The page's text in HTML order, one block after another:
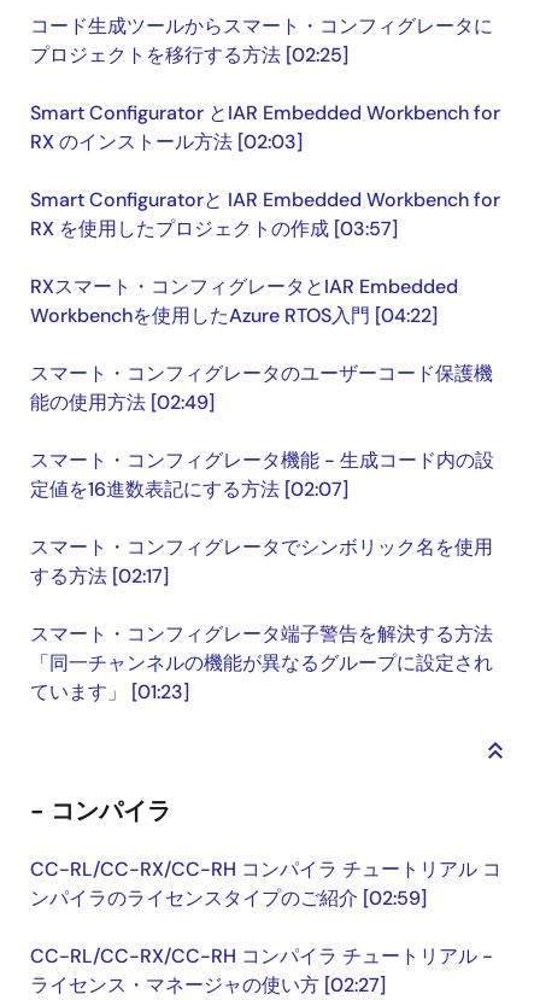
コード生成ツールからスマート・コンフィグレータに
プロジェクトを移行する方法 [02:25]
Smart Configurator とIAR Embedded Workbench for
RX のインストール方法 [02:03]
Smart Configuratorと IAR Embedded Workbench for
RX を使用したプロジェクトの作成 [03:57]
RXスマート・コンフィグレータとIAR Embedded
Workbenchを使用したAzure RTOS入門 [04:22]
スマート・コンフィグレータのユーザーコード保護機
能の使用方法 [02:49]
スマート・コンフィグレータ機能 - 生成コード内の設
定値を16進数表記にする方法 [02:07]
スマート・コンフィグレータでシンボリック名を使用
する方法 [02:17]
スマート・コンフィグレータ端子警告を解決する方法
「同一チャンネルの機能が異なるグループに設定され
ています」 [01:23]
keyboard_double_arrow_up
- コンパイラ
CC-RL/CC-RX/CC-RH コンパイラ チュートリアル コ
ンパイラのライセンスタイプのご紹介 [02:59]
CC-RL/CC-RX/CC-RH コンパイラ チュートリアル -
ライセンス・マネージャの使い方 [02:27]